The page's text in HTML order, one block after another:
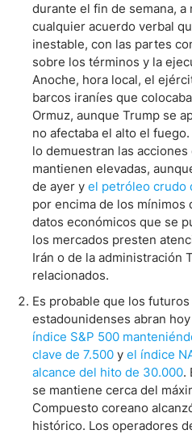
durante el fin de semana,
cualquier acuerdo verbal
inestable, con las partes
sobre los términos y la
Anoche, hora local, el
barcos iraníes que
Ormuz, aunque Trump se
no afectaba el alto el
lo demuestran las
mantienen elevadas,
de ayer y el petróleo crudo
por encima de los mínimos
datos económicos que se
los mercados presten
Irán o de la administración
relacionados.
Es probable que los
estadounidenses abran
índice S&P 500
clave de 7.500 y el índice
alcance del hito de 30.000.
se mantiene cerca del
Compuesto coreano
histórico. Los operadores